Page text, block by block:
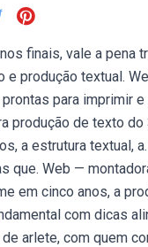
finais, vale a pena
e produção textual.
para imprimir
produção de texto
a estrutura textual,
que. Web —
em cinco anos, a
com dicas
arlete, com quem